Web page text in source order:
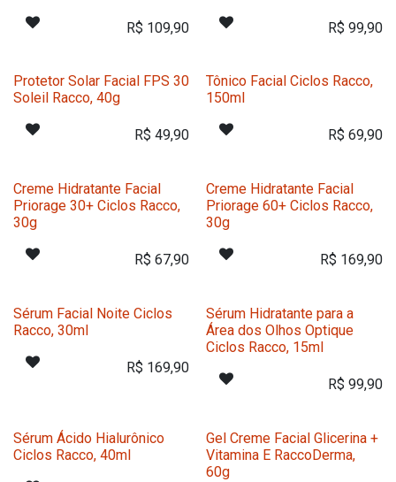
R$ 109,90 R$ 99,90
Protetor Solar Facial FPS 30
Soleil Racco, 40g
R$49,90
Tônico Facial Ciclos Racco,
150ml
R$ 69,90
Creme Hidratante Facial
Priorage 30+ Ciclos Racco,
30g
R$67,90
Creme Hidratante Facial
Priorage 60+ Ciclos Racco,
30g
R$ 169,90
Sérum Facial Noite Ciclos
Racco, 30ml
R$ 169,90
Sérum Hidratante para a
Área dos Olhos Optique
Ciclos Racco, 15ml
R$ 99,90
Sérum Ácido Hialurônico
Ciclos Racco, 40ml
Gel Creme Facial Glicerina +
Vitamina E RaccoDerma,
60g